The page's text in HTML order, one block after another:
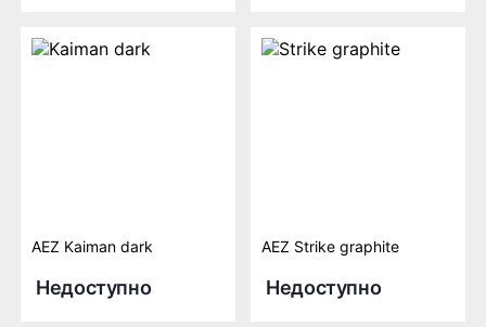
AEZ Kaiman dark
Недоступно
AEZ Strike graphite
Недоступно